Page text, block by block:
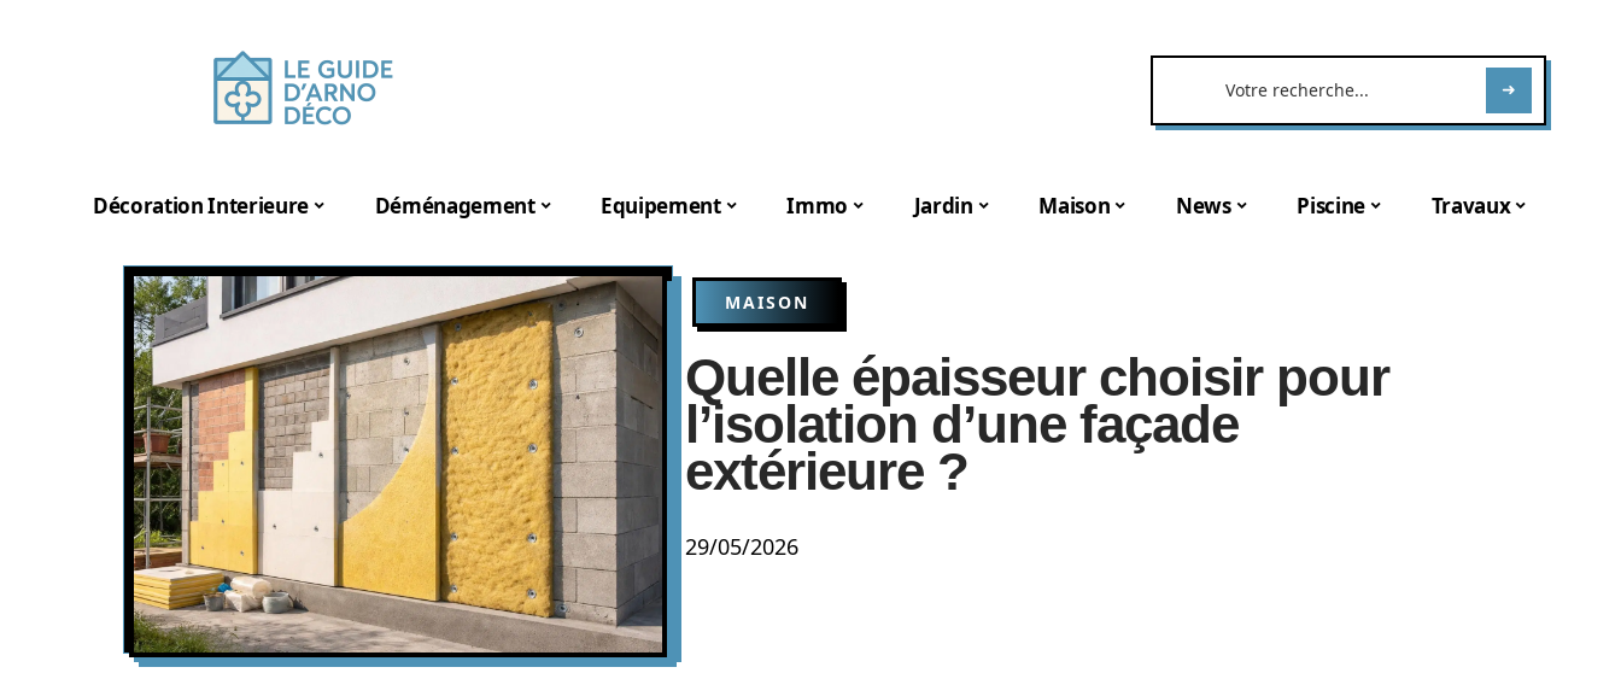
Décoration Interieure Déménagement Equipement Immo Jardin Maison News Piscine Travaux
MAISON
Quelle épaisseur choisir pour
l’isolation d’une façade
extérieure ?
29/05/2026